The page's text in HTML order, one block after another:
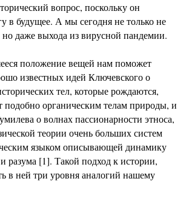
вопрос, поскольку он
в будущее. А мы сегодня не только не
даже выхода из вирусной пандемии.
положение вещей нам поможет
известных идей Ключевского о
тел, которые рождаются,
органическим телам природы, и
о волнах пассионарности этноса,
теории очень больших систем
языком описывающей динамику
разума [1]. Такой подход к истории,
в ней три уровня аналогий нашему